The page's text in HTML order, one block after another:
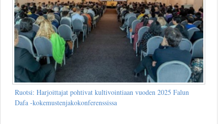
Ruotsi: Harjoittajat pohtivat kultivointiaan vuoden 2025 Falun
Dafa -kokemustenjakokonferenssissa